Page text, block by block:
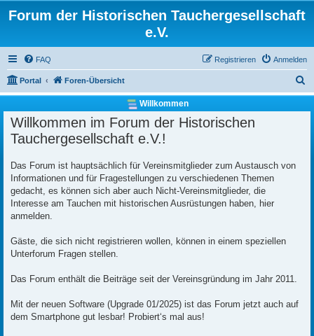
Forum der Historischen Tauchergesellschaft
e.V.
FAQ Anmelden
Registrieren
Portal Foren-Übersicht
u
c
Willkommen
Willkommen im Forum der Historischen
Tauchergesellschaft e.V.!
Das Forum ist hauptsächlich für Vereinsmitglieder zum Austausch von
Informationen und für Fragestellungen zu verschiedenen Themen
gedacht, es können sich aber auch Nicht-Vereinsmitglieder, die
Interesse am Tauchen mit historischen Ausrüstungen haben, hier
anmelden.
Gäste, die sich nicht registrieren wollen, können in einem speziellen
Unterforum Fragen stellen.
Das Forum enthält die Beiträge seit der Vereinsgründung im Jahr 2011.
Mit der neuen Software (Upgrade 01/2025) ist das Forum jetzt auch auf
dem Smartphone gut lesbar! Probiert‘s mal aus!